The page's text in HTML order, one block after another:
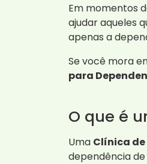
Em momentos
ajudar aqueles
apenas a
Se você mora
para
O que é
Uma Clínica
dependência